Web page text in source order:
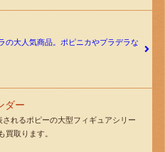
の大人気商品。ポピニカやプラデラな
ダー
されるポピーの大型フィギュアシリー
買取ります。